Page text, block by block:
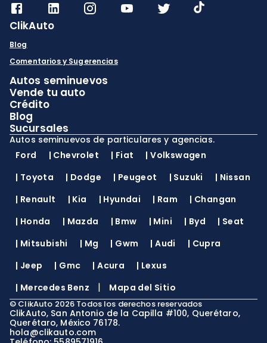
ClikAuto
Blog
Comentarios y Sugerencias
Autos seminuevos
Vende tu auto
Crédito
Blog
Sucursales
Autos seminuevos de particulares y agencias.
Ford
| Chevrolet | Fiat |Volkswagen
| Toyota | Dodge | Peugeot | Suzuki | Nissan
| Renault | Kia | Hyundai | Ram | Changan
| Honda | Mazda | Bmw | Mini | Byd | Seat
| Mitsubishi | Mg | Gwm |Audi | Cupra
| Jeep | Gmc |Acura | Lexus
| Mercedes Benz | Mapa del Sitio
© ClikAuto 2026 Todos los derechos reservados
ClikAuto, San Antonio de la Capilla #100, Querétaro,
Querétaro, México 76178.
hola@clikauto.com